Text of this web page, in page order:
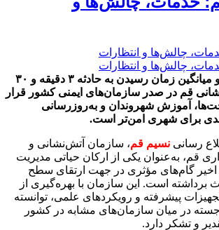
با ۲۵ ایستگاه فعال و میانگین زمان رسیدن به حادثه ۳ دقیقه و ۳۰
قم در صدر سازمان‌های ایمنی کشور قرار
آموزش شهروندان و به‌روزرسانی
برای شهری امن‌تر است.
رسانی نسیم قم، سازمان آتش‌نشانی و
قم، به‌عنوان یکی از ارکان حیاتی مدیریت
گام‌های مؤثری در جهت ارتقای سطح
برداشته است. این سازمان با بهره‌گیری از
پیشرفته و رویکردهای علمی، توانسته
در میان سازمان‌های مشابه در کشور
و تشکر دارد.